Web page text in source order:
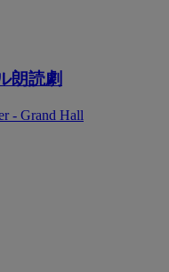
朗読劇
- Grand Hall